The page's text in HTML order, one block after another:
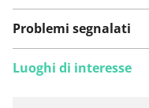
Problemi segnalati
Luoghi di interesse